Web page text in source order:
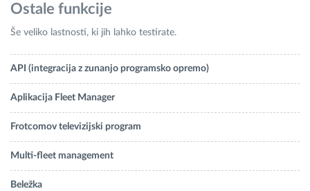
Ostale funkcije
Še veliko lastnosti, ki jih lahko testirate.
API (integracija z zunanjo programsko opremo)
Aplikacija Fleet Manager
Frotcomov televizijski program
Multi-fleet management
Beležka